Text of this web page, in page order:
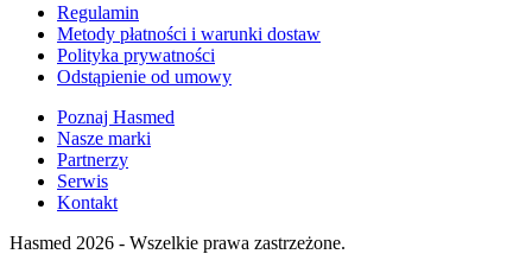
Regulamin
Metody płatności i warunki dostaw
Polityka prywatności
Odstąpienie od umowy
Poznaj Hasmed
Nasze marki
Partnerzy
Serwis
Kontakt
Hasmed 2026 - Wszelkie prawa zastrzeżone.